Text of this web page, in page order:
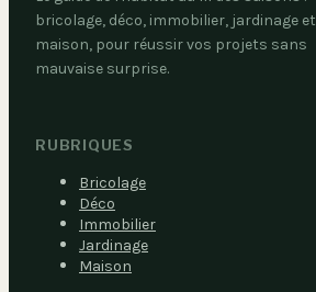
bricolage, déco, immobilier, jardinage et
maison, pour réussir vos projets sans
mauvaise surprise.
RUBRIQUES
Bricolage
Déco
Immobilier
Jardinage
Maison